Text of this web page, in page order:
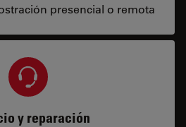
presencial o remota
y reparación